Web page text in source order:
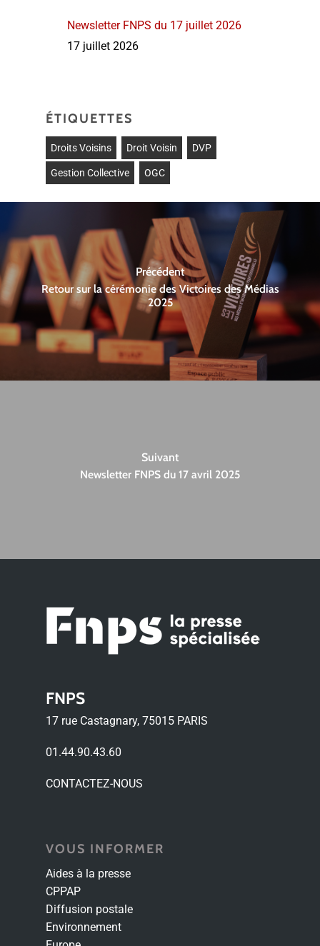
Newsletter FNPS du 17 juillet 2026
17 juillet 2026
ÉTIQUETTES
Droits Voisins Droit Voisin DVP
Gestion Collective OGC
Précédent
Retour sur la cérémonie des Victoires des Médias
2025
Suivant
Newsletter FNPS du 17 avril 2025
FNPS
17 rue Castagnary, 75015 PARIS
01.44.90.43.60
CONTACTEZ-NOUS
VOUS INFORMER
Aides à la presse
CPPAP
Diffusion postale
Environnement